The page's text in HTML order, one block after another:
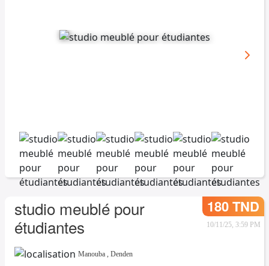
studio meublé pour
étudiantes
180 TND
10/11/25, 3:59 PM
Manouba , Denden